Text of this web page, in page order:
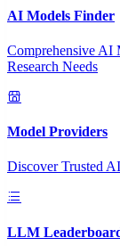
AI Models Finder
Comprehensive AI
Research Needs
Model Providers
Discover Trusted
LLM